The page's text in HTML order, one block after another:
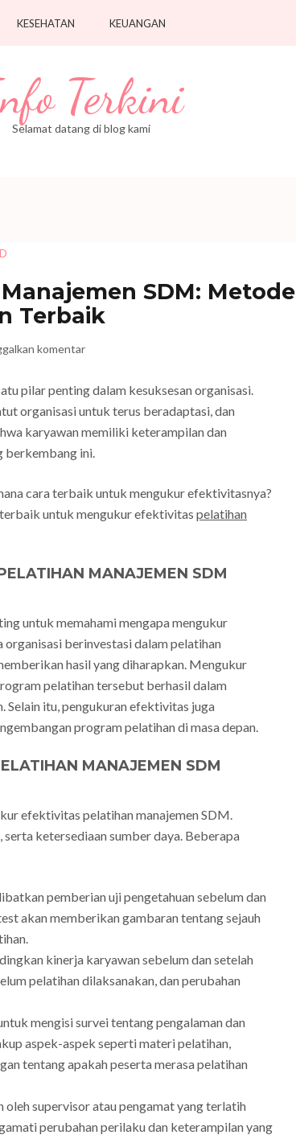
KESEHATAN KEUANGAN
Terkini
Selamat datang di blog kami
SDM: Metode
Terbaik
komentar
pilar penting dalam kesuksesan organisasi.
organisasi untuk terus beradaptasi, dan
karyawan memiliki keterampilan dan
berkembang ini.
cara terbaik untuk mengukur efektivitasnya?
untuk mengukur efektivitas pelatihan
MANAJEMEN SDM
untuk memahami mengapa mengukur
berinvestasi dalam pelatihan
hasil yang diharapkan. Mengukur
pelatihan tersebut berhasil dalam
Selain itu, pengukuran efektivitas juga
program pelatihan di masa depan.
MANAJEMEN SDM
efektivitas pelatihan manajemen SDM.
ketersediaan sumber daya. Beberapa
pemberian uji pengetahuan sebelum dan
akan memberikan gambaran tentang sejauh
kinerja karyawan sebelum dan setelah
pelatihan dilaksanakan, dan perubahan
mengisi survei tentang pengalaman dan
aspek-aspek seperti materi pelatihan,
tentang apakah peserta merasa pelatihan
oleh supervisor atau pengamat yang terlatih
perubahan perilaku dan keterampilan yang